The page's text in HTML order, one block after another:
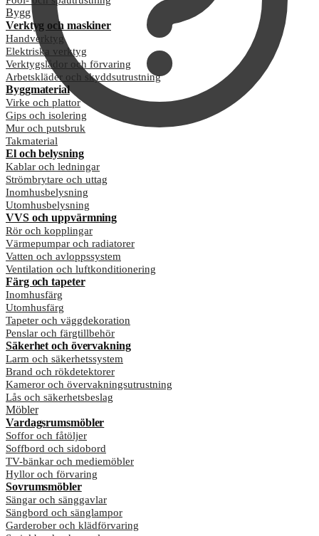
Bygg
Verktyg och maskiner
Handverktyg
Elektriska verktyg
Verktygslådor och förvaring
Arbetskläder och skyddsutrustning
Byggmaterial
Virke och plattor
Gips och isolering
Mur och putsbruk
Takmaterial
El och belysning
Kablar och ledningar
Strömbrytare och uttag
Inomhusbelysning
Utomhusbelysning
VVS och uppvärmning
Rör och kopplingar
Värmepumpar och radiatorer
Vatten och avloppssystem
Ventilation och luftkonditionering
Färg och tapeter
Inomhusfärg
Utomhusfärg
Tapeter och väggdekoration
Penslar och färgtillbehör
Säkerhet och övervakning
Larm och säkerhetssystem
Brand och rökdetektorer
Kameror och övervakningsutrustning
Lås och säkerhetsbeslag
Möbler
Vardagsrumsmöbler
Soffor och fåtöljer
Soffbord och sidobord
TV-bänkar och mediemöbler
Hyllor och förvaring
Sovrumsmöbler
Sängar och sänggavlar
Sängbord och sänglampor
Garderober och klädförvaring